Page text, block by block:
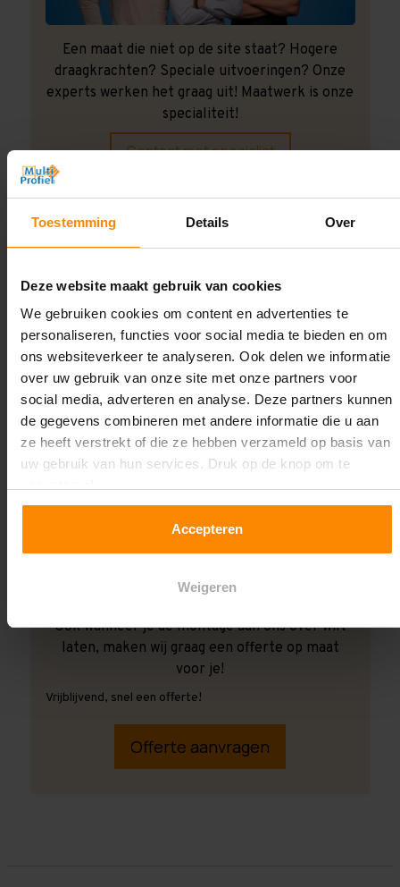
Toestemming Details Over
Deze website maakt gebruik van cookies
We gebruiken cookies om content en advertenties te
personaliseren, functies voor social media te bieden en om
ons websiteverkeer te analyseren. Ook delen we informatie
over uw gebruik van onze site met onze partners voor
social media, adverteren en analyse. Deze partners kunnen
de gegevens combineren met andere informatie die u aan
ze heeft verstrekt of die ze hebben verzameld op basis van
uw gebruik van hun services. Druk op de knop om te
Accepteren
Weigeren
Een maat die niet op de site staat? Hogere
draagkrachten? Speciale uitvoeringen? Onze
experts werken het graag uit! Maatwerk is onze
specialiteit!
Contact met specialist
Montage uitbesteden?
Ook wanneer je de montage aan ons over wilt
laten, maken wij graag een offerte op maat
voor je!
Vrijblijvend, snel een offerte!
Offerte aanvragen